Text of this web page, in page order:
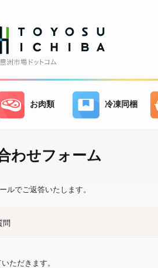
お肉類 冷凍同梱
わせフォーム
ルでご返答いたします。
問
ただきます。